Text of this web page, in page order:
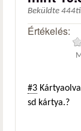
Beküldte
Értékelés:
#3
sd kártya.?